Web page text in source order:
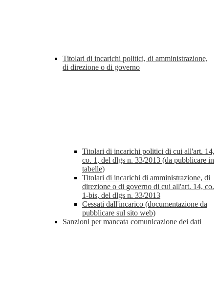
Titolari di incarichi politici, di amministrazione,
di direzione o di governo
Titolari di incarichi politici di cui all'art. 14,
co. 1, del dlgs n. 33/2013 (da pubblicare in
tabelle)
Titolari di incarichi di amministrazione, di
direzione o di governo di cui all'art. 14, co.
1-bis, del dlgs n. 33/2013
Cessati dall'incarico (documentazione da
pubblicare sul sito web)
Sanzioni per mancata comunicazione dei dati